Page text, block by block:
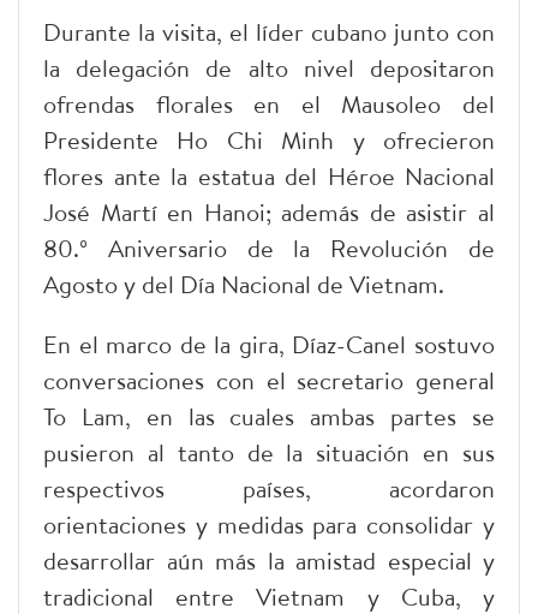
Durante la visita, el líder cubano junto con
la delegación de alto nivel depositaron
ofrendas florales en el Mausoleo del
Presidente Ho Chi Minh y ofrecieron
flores ante la estatua del Héroe Nacional
José Martí en Hanoi; además de asistir al
80.º Aniversario de la Revolución de
Agosto y del Día Nacional de Vietnam.
En el marco de la gira, Díaz-Canel sostuvo
conversaciones con el secretario general
To Lam, en las cuales ambas partes se
pusieron al tanto de la situación en sus
respectivos países, acordaron
orientaciones y medidas para consolidar y
desarrollar aún más la amistad especial y
tradicional entre Vietnam y Cuba, y